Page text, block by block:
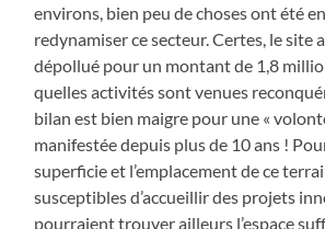
environs, bien peu de choses ont été
redynamiser ce secteur. Certes, le site
dépollué pour un montant de 1,8
quelles activités sont venues
bilan est bien maigre pour une «
manifestée depuis plus de 10 ans !
superficie et l’emplacement de ce
susceptibles d’accueillir des projets
pourraient trouver ailleurs l’espace